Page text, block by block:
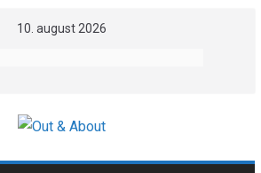
10. august 2026